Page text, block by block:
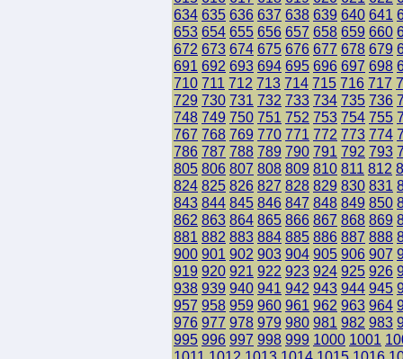
634 635 636 637 638 639 640 641
653 654 655 656 657 658 659 660
672 673 674 675 676 677 678 679
691 692 693 694 695 696 697 698
710 711 712 713 714 715 716 717
729 730 731 732 733 734 735 736
748 749 750 751 752 753 754 755
767 768 769 770 771 772 773 774
786 787 788 789 790 791 792 793
805 806 807 808 809 810 811 812
824 825 826 827 828 829 830 831
843 844 845 846 847 848 849 850
862 863 864 865 866 867 868 869
881 882 883 884 885 886 887 888
900 901 902 903 904 905 906 907
919 920 921 922 923 924 925 926
938 939 940 941 942 943 944 945
957 958 959 960 961 962 963 964
976 977 978 979 980 981 982 983
995 996 997 998 999 1000 1001